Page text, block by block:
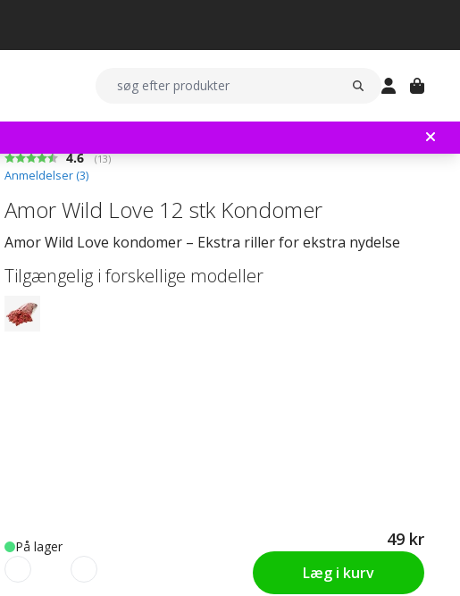
Gennemsnitlig vurdering:
4.6 (stemmer:
13)
Anmeldelser (3)
Amor Wild Love 12 stk Kondomer
Amor Wild Love kondomer – Ekstra riller for ekstra nydelse
Tilgængelig i forskellige modeller
På lager 49 kr
Læg i kurv